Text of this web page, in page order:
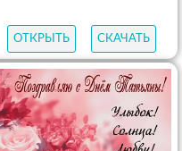
ОТКРЫТЬ СКАЧАТЬ